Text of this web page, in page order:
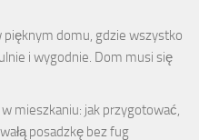
pięknym domu, gdzie wszystko
i wygodnie. Dom musi się
mieszkaniu: jak przygotować,
posadzkę bez fug